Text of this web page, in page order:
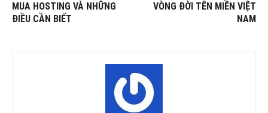
MUA HOSTING VÀ NHỮNG
ĐIỀU CẦN BIẾT
VÒNG ĐỜI TÊN MIỀN VIỆT
NAM